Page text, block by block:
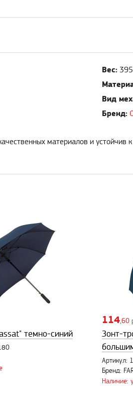
Вес: 395
Вид
Бренд:
материалов и
темно-синий
114,60
Зонт-
Артикул:
Бренд:
Наличие: